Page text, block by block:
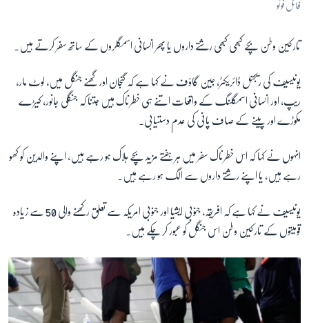
فائل فوٹو
تارکین وطن بچے کبھی کبھی رشتے داروں یا پھر انسانی اسمگلروں کے ساتھ سفر کرتے ہیں۔
یونیسیف کی ریجنل ڈائریکٹر، جین گاؤف نے کہا ہے کہ گنجان اور گھنے جنگل میں، لوٹ مار،
ریپ، اور انسانی اسمگلنگ کے واقعات اتنے ہی خطرناک ہیں جتنا کہ جنگلی جانور، کیڑے
مکوڑے اور پینے کے صاف پانی کی عدم دستیابی۔
انہوں نے کہا کہ اس خطرناک سفر میں ہر ہفتے مزید بچے ہلاک ہو رہے ہیں، اپنے والدین کو کھو
رہے ہیں، یا اپنے رشتے داروں سے الگ ہو رہے ہیں۔
یونیسیف نے کہا ہے کہ افریقہ، جنوبی ایشیا اور جنوبی امریکہ سے تعلق رکھنے والی 50 سے زیادہ
قومیتوں کے تارکین وطن اس جنگل کو عبور کر چکے ہیں۔